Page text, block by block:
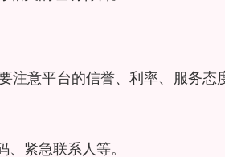
注意平台的信誉、利率、服务态
紧急联系人等。